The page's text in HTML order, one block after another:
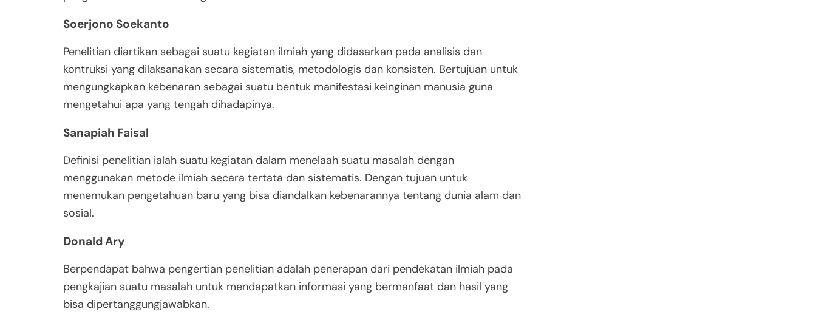
Soerjono Soekanto
Penelitian diartikan sebagai suatu kegiatan ilmiah yang didasarkan pada analisis dan
kontruksi yang dilaksanakan secara sistematis, metodologis dan konsisten. Bertujuan untuk
mengungkapkan kebenaran sebagai suatu bentuk manifestasi keinginan manusia guna
mengetahui apa yang tengah dihadapinya.
Sanapiah Faisal
Definisi penelitian ialah suatu kegiatan dalam menelaah suatu masalah dengan
menggunakan metode ilmiah secara tertata dan sistematis. Dengan tujuan untuk
menemukan pengetahuan baru yang bisa diandalkan kebenarannya tentang dunia alam dan
sosial.
Donald Ary
Berpendapat bahwa pengertian penelitian adalah penerapan dari pendekatan ilmiah pada
pengkajian suatu masalah untuk mendapatkan informasi yang bermanfaat dan hasil yang
bisa dipertanggungjawabkan.